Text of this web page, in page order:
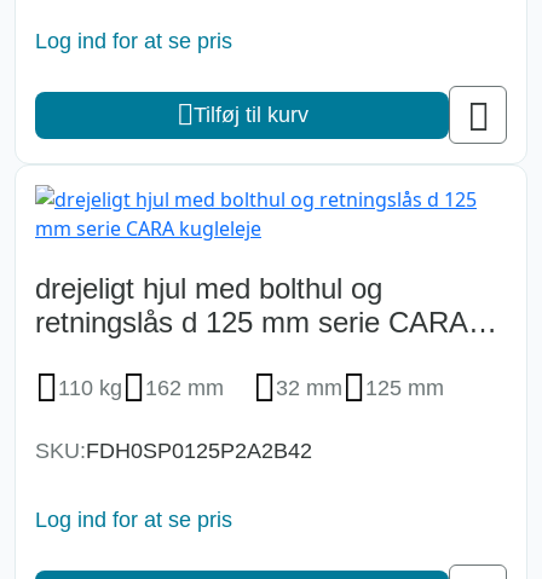
Log ind for at se pris
Tilføj til kurv
drejeligt hjul med bolthul og
retningslås d 125 mm serie CARA
110 kg 162 mm 32 mm 125 mm
SKU:FDH0SP0125P2A2B42
Log ind for at se pris